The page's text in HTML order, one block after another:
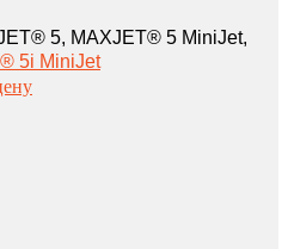
5, MAXJET® 5 MiniJet,
5i MiniJet